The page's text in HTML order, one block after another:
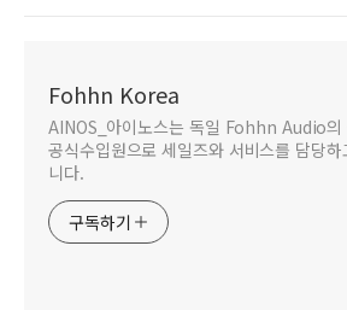
Fohhn Korea
AINOS_아이노스는 독일 Fohhn Audio의
공식수입원으로 세일즈와 서비스를 담당하
니다.
구독하기